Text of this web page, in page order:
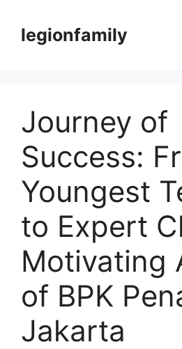
legionfamily
Journey of
Success:
Youngest
to Expert
Motivating
of BPK
Jakarta